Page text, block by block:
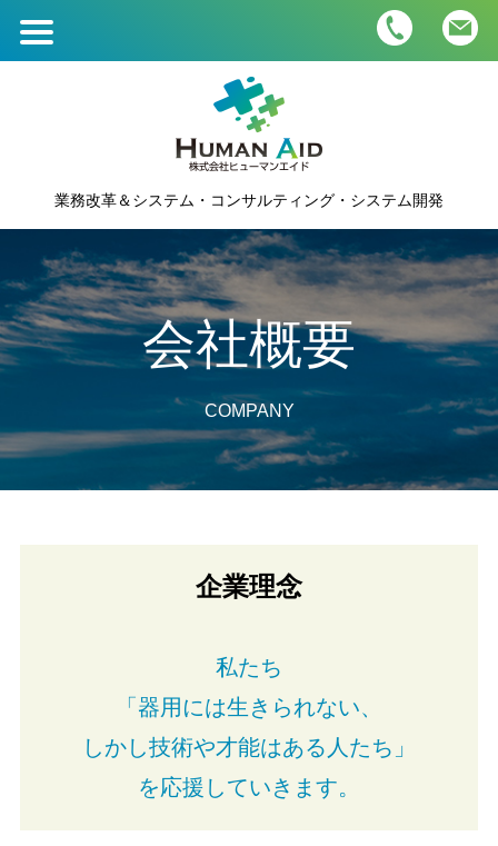
BUSINESS＆PRICE
会社概要
COMPANY
人材募集
つぶやき
業務改革＆システム・コンサルティング・システム開発
会社概要
COMPANY
企業理念
私たち
「器用には生きられない、
しかし技術や才能はある人たち」
を応援していきます。